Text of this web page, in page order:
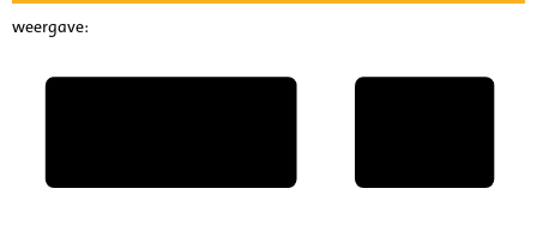
weergave: